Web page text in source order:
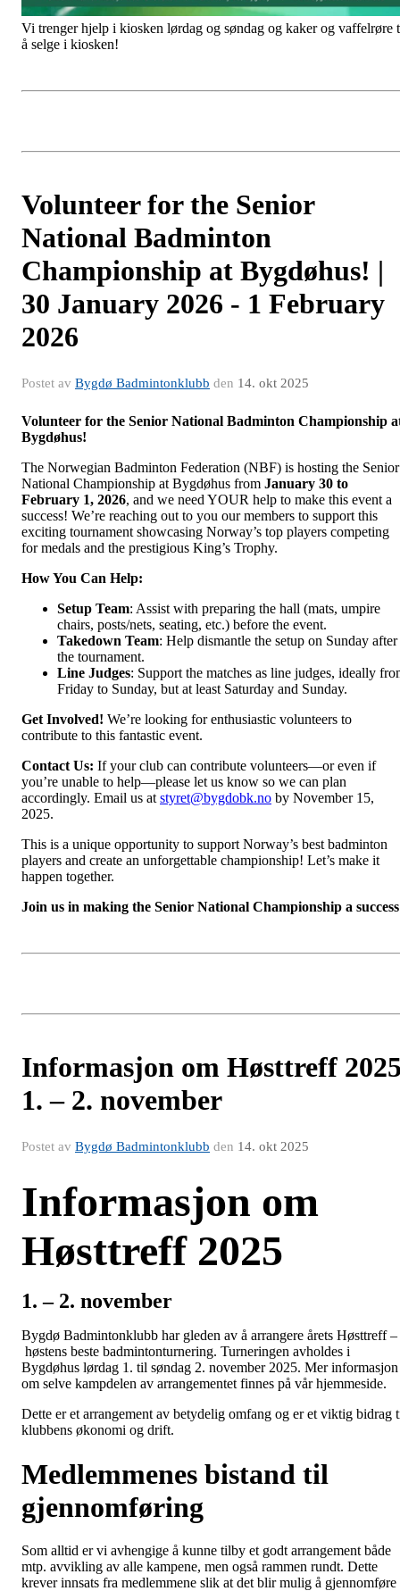
Vi trenger hjelp i kiosken lørdag og søndag og kaker og vaffelrøre
å selge i kiosken!
Volunteer for the Senior
National Badminton
Championship at Bygdøhus! |
30 January 2026 - 1 February
2026
Postet av Bygdø Badmintonklubb den 14. okt 2025
Volunteer for the Senior National Badminton Championship
Bygdøhus!
The Norwegian Badminton Federation (NBF) is hosting the Senior
National Championship at Bygdøhus from January 30 to
February 1, 2026, and we need YOUR help to make this event a
success! We’re reaching out to you our members to support this
exciting tournament showcasing Norway’s top players competing
for medals and the prestigious King’s Trophy.
How You Can Help:
Setup Team: Assist with preparing the hall (mats, umpire
chairs, posts/nets, seating, etc.) before the event.
Takedown Team: Help dismantle the setup on Sunday after
the tournament.
Line Judges: Support the matches as line judges, ideally
Friday to Sunday, but at least Saturday and Sunday.
Get Involved! We’re looking for enthusiastic volunteers to
contribute to this fantastic event.
Contact Us: If your club can contribute volunteers—or even if
you’re unable to help—please let us know so we can plan
accordingly. Email us at styret@bygdobk.no by November 15,
2025.
This is a unique opportunity to support Norway’s best badminton
players and create an unforgettable championship! Let’s make it
happen together.
Join us in making the Senior National Championship a
Informasjon om Høsttreff
1. – 2. november
Postet av Bygdø Badmintonklubb den 14. okt 2025
Informasjon om
Høsttreff 2025
1. – 2. november
Bygdø Badmintonklubb har gleden av å arrangere årets Høsttreff –
høstens beste badmintonturnering. Turneringen avholdes i
Bygdøhus lørdag 1. til søndag 2. november 2025. Mer informasjon
om selve kampdelen av arrangementet finnes på vår hjemmeside.
Dette er et arrangement av betydelig omfang og er et viktig bidrag
klubbens økonomi og drift.
Medlemmenes bistand til
gjennomføring
Som alltid er vi avhengige å kunne tilby et godt arrangement både
mtp. avvikling av alle kampene, men også rammen rundt. Dette
krever innsats fra medlemmene slik at det blir mulig å gjennomføre